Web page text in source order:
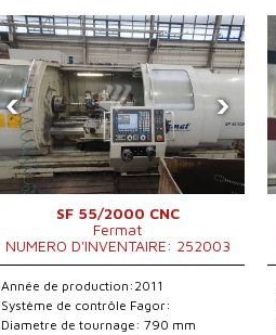
‹ ›
SF 55/2000 CNC
Fermat
NUMERO D'INVENTAIRE: 252003
Année de production:2011
Système de contrôle Fagor:
Diametre de tournage: 790 mm